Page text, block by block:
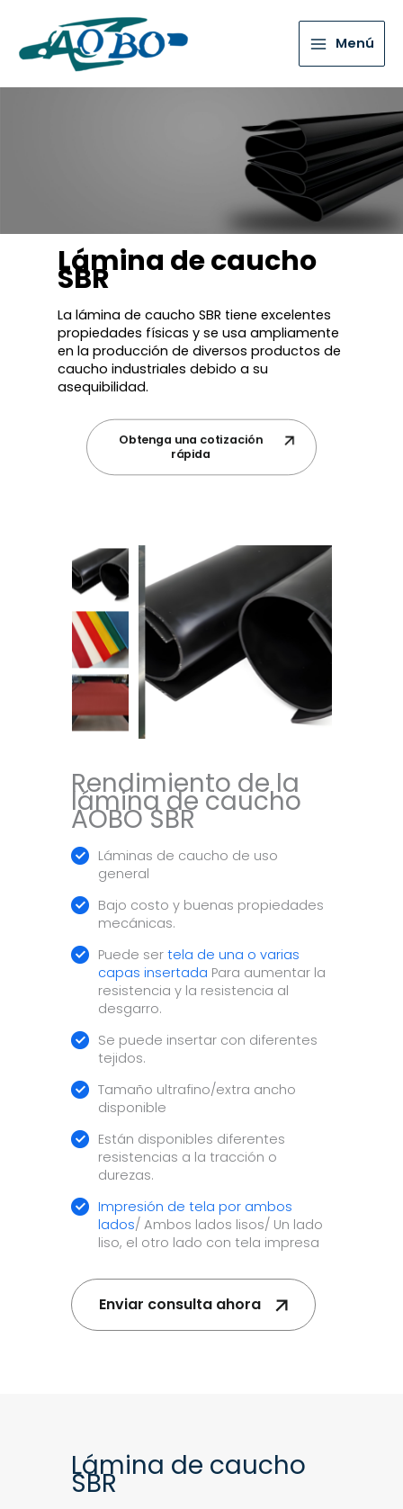
Menú
Lámina de caucho
SBR
La lámina de caucho SBR tiene excelentes
propiedades físicas y se usa ampliamente
en la producción de diversos productos de
caucho industriales debido a su
asequibilidad.
Obtenga una cotización
rápida
Rendimiento de la
lámina de caucho
AOBO SBR
Láminas de caucho de uso
general
Bajo costo y buenas propiedades
mecánicas.
Puede ser tela de una o varias
capas insertada Para aumentar la
resistencia y la resistencia al
desgarro.
Se puede insertar con diferentes
tejidos.
Tamaño ultrafino/extra ancho
disponible
Están disponibles diferentes
resistencias a la tracción o
durezas.
Impresión de tela por ambos
lados/ Ambos lados lisos/ Un lado
liso, el otro lado con tela impresa
Enviar consulta ahora
Lámina de caucho
SBR